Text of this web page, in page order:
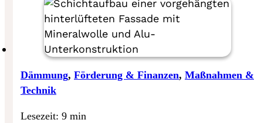
Dämmung, Förderung & Finanzen, Maßnahmen &
Technik
Lesezeit: 9 min